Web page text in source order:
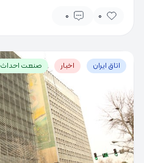
0
0
اتاق ایران اخبار صنعت احداث